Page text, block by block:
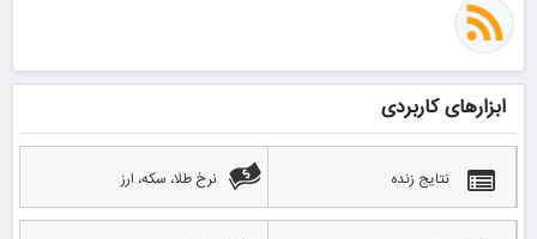
ابزارهای کاربردی
نتایج زنده نرخ طلا، سکه، ارز